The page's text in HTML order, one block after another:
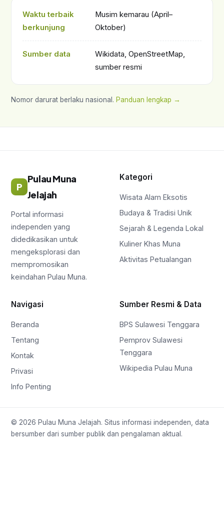
Waktu terbaik
berkunjung
Musim kemarau (April–
Oktober)
Sumber data
Wikidata, OpenStreetMap,
sumber resmi
Nomor darurat berlaku nasional. Panduan lengkap →
P
Pulau Muna
Jelajah
Portal informasi
independen yang
didedikasikan untuk
mengeksplorasi dan
mempromosikan
keindahan Pulau Muna.
Kategori
Wisata Alam Eksotis
Budaya & Tradisi Unik
Sejarah & Legenda Lokal
Kuliner Khas Muna
Aktivitas Petualangan
Navigasi
Beranda
Tentang
Kontak
Privasi
Info Penting
Sumber Resmi & Data
BPS Sulawesi Tenggara
Pemprov Sulawesi
Tenggara
Wikipedia Pulau Muna
© 2026 Pulau Muna Jelajah. Situs informasi independen, data
bersumber dari sumber publik dan pengalaman aktual.